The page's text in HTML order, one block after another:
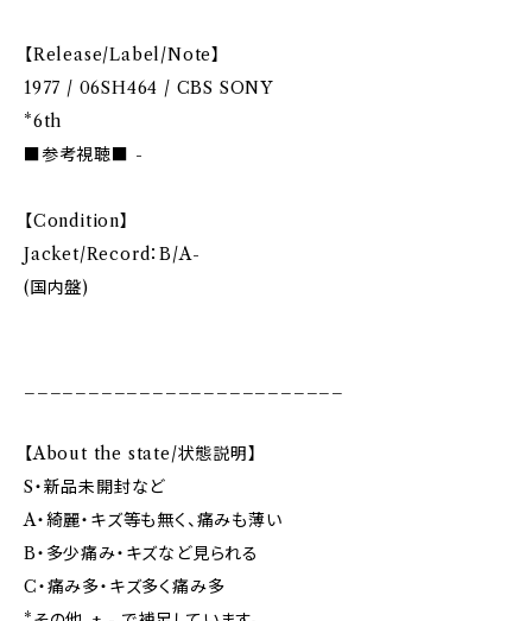
【Release/Label/Note】
1977 / 06SH464 / CBS SONY
*6th
■参考視聴■ -
【Condition】
Jacket/Record：B/A-
(国内盤)
【About the state/状態説明】
S・新品未開封など
A・綺麗・キズ等も無く、痛みも薄い
B・多少痛み・キズなど見られる
C・痛み多・キズ多く痛み多